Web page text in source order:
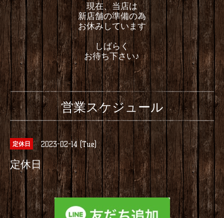
現在、当店は
新店舗の準備の為
お休みしています
しばらく
お待ち下さい♪
営業スケジュール
定休日 2023-02-14 (Tue)
定休日